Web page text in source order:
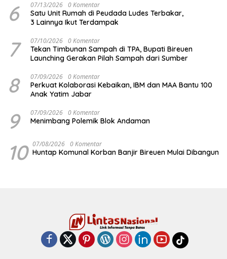
6 07/13/2026 0 Komentar
Satu Unit Rumah di Peudada Ludes Terbakar,
3 Lainnya Ikut Terdampak
7 07/10/2026 0 Komentar
Tekan Timbunan Sampah di TPA, Bupati Bireuen
Launching Gerakan Pilah Sampah dari Sumber
8 07/09/2026 0 Komentar
Perkuat Kolaborasi Kebaikan, IBM dan MAA Bantu 100
Anak Yatim Jabar
9 07/09/2026 0 Komentar
Menimbang Polemik Blok Andaman
10 07/08/2026 0 Komentar
Huntap Komunal Korban Banjir Bireuen Mulai Dibangun